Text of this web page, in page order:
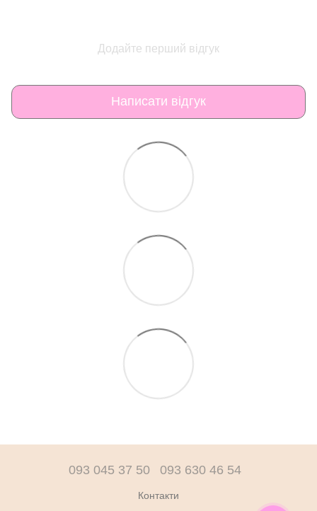
Додайте перший відгук
Написати відгук
093 045 37 50 093 630 46 54
Контакти